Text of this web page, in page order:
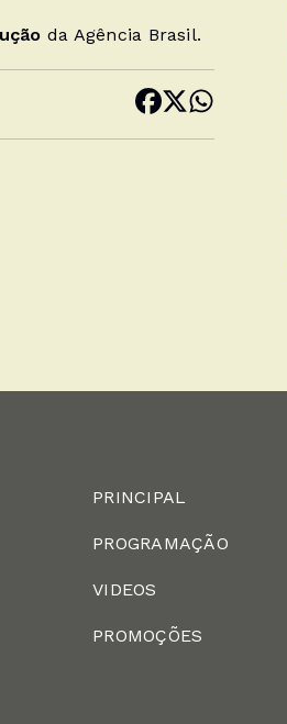
da Agência Brasil.
PRINCIPAL
PROGRAMAÇÃO
VIDEOS
PROMOÇÕES